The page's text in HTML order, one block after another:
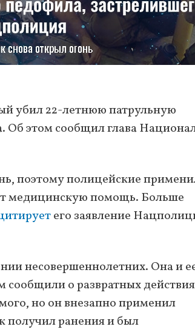
убил 22-летнюю патрульную
Об этом сообщил глава
поэтому полицейские
медицинскую помощь. Больше
его заявление
несовершеннолетних. Она и
о развратных
но он внезапно применил
получил ранения и был